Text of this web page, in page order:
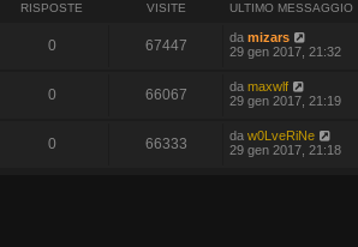
RISPOSTE VISITE ULTIMO MESSAGGIO
0 67447 da mizars
29 gen 2017, 21:32
0 66067 da maxwlf
29 gen 2017, 21:19
0 66333 da w0LveRiNe
29 gen 2017, 21:18